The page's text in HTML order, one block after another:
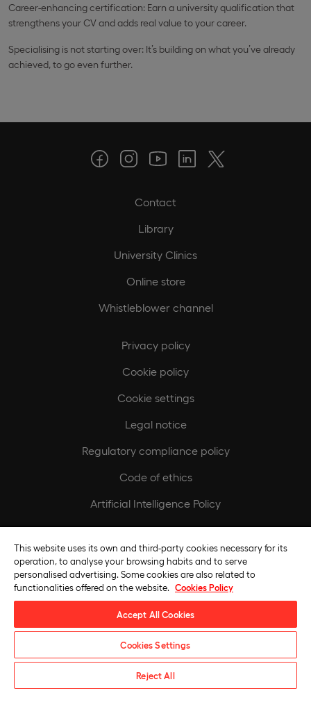
Career-enhancing certification: Earn a university qualification that
strengthens your CV and adds real value to your career.
Specialising is not starting over: It’s building on what you’ve already
achieved, to go even further.
Contact
Library
University Clinics
Online store
Whistleblower channel
Privacy policy
Cookie policy
Cookie settings
Legal notice
Regulatory compliance policy
Code of ethics
Artificial Intelligence Policy
Fundación Universidad Europea
Join our team
Request information
This website uses its own and third-party cookies necessary for its
operation, to analyse your browsing habits and to serve
personalised advertising. Some cookies are also related to
functionalities offered on the website. Cookies Policy
Accept All Cookies
Cookies Settings
Reject All